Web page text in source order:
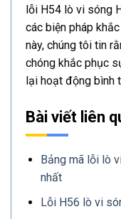
lỗi H54 lò vi sóng
các biện pháp
này, chúng tôi tin
chóng khắc phục
lại hoạt động bình
Bài viết liên
Bảng mã lỗi lò
nhất
Lỗi H56 lò vi